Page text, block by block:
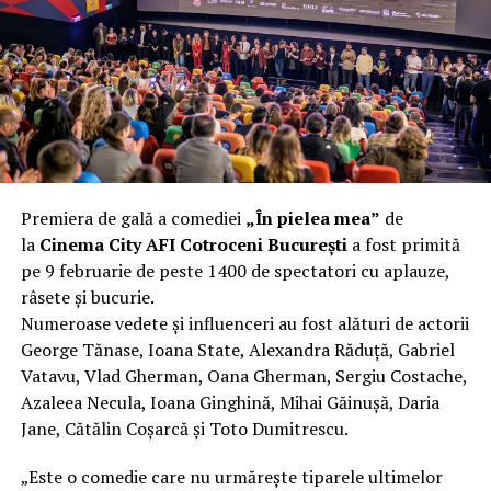
încât nu a mai putut fi pliat. Proprietarul l-a aruncat la
fier vechi a doua zi. Asta ca să fie clar de la început: nu
vorbim despre preferințe estetice, ci despre
funcționalitate reală.
Aluminiul, pe scurt: ușor,
rezistent la coroziune, dar cu
nuanțe
Aluminiul e materialul care apare primul în conversație
când cineva caută un pavilion ușor. Și pe bună dreptate.
Densitatea aluminiului e de aproximativ 2,7 g/cm³, față
de circa 7,8 g/cm³ pentru oțel. Practic, la un volum
identic, aluminiul cântărește cam o treime din greutatea
oțelului. Pentru oricine transportă, montează și
demontează frecvent o structură, diferența asta se
simte enorm.
Premiera de gală a comediei „În pielea mea” de
la Cinema City AFI Cotroceni Bucureștia fost primită
pe 9 februarie de peste 1400 de spectatori cu aplauze,
râsete și bucurie.
Numeroase vedete și influenceri au fost alături de actorii
George Tănase, Ioana State, Alexandra Răduță, Gabriel
Vatavu, Vlad Gherman, Oana Gherman, Sergiu Costache,
Azaleea Necula, Ioana Ginghină, Mihai Găinușă, Daria
Jane, Cătălin Coșarcă și Toto Dumitrescu.
„Este o comedie care nu urmărește tiparele ultimelor